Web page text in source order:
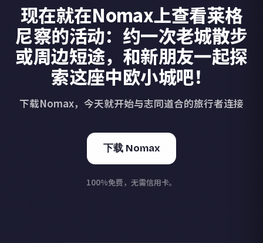
现在就在Nomax上查看莱格
尼察的活动：约一次老城散步
或周边短途，和新朋友一起探
索这座中欧小城吧！
下载Nomax，今天就开始与志同道合的旅行者连接
下载 Nomax
100%免费，无需信用卡。